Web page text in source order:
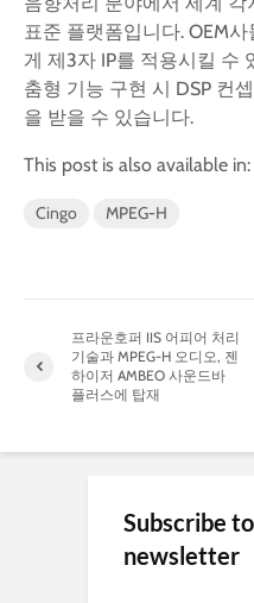
표준 플랫폼입니다. OEM
게 제3자 IP를 적용시킬 수
춤형 기능 구현 시 DSP 컨
을 받을 수 있습니다.
This post is also available in:
Cingo MPEG-H
프라운호퍼 IIS 어피어 처리
기술과 MPEG-H 오디오, 젠
하이저 AMBEO 사운드바
플러스에 탑재
Subscribe
newsletter